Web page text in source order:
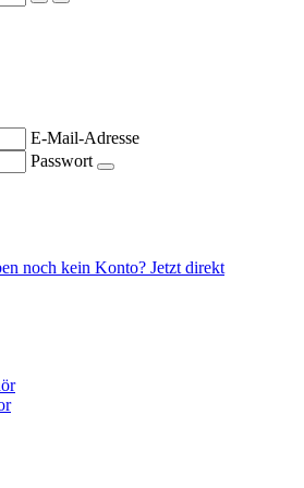
E-Mail-Adresse
Passwort
noch kein Konto? Jetzt direkt